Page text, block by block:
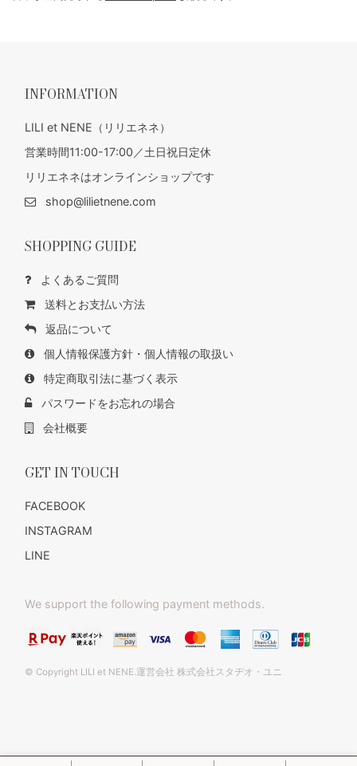
INFORMATION
LILI et NENE（リリエネネ）
営業時間11:00-17:00／土日祝日定休
リリエネネはオンラインショップです
shop@lilietnene.com
SHOPPING GUIDE
よくあるご質問
送料とお支払い方法
返品について
個人情報保護方針・個人情報の取扱い
特定商取引法に基づく表示
パスワードをお忘れの場合
会社概要
GET IN TOUCH
FACEBOOK
INSTAGRAM
LINE
We support the following payment methods.
© Copyright LILI et NENE.運営会社 株式会社スタヂオ・ユニ